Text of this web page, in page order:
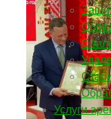
Услуги